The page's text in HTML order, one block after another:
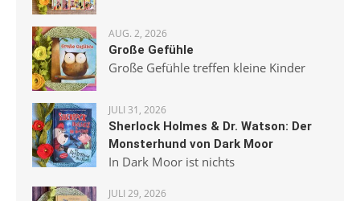
AUG. 2, 2026
Große Gefühle
Große Gefühle treffen kleine Kinder
JULI 31, 2026
Sherlock Holmes & Dr. Watson: Der
Monsterhund von Dark Moor
In Dark Moor ist nichts
JULI 29, 2026